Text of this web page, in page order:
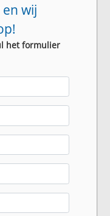
wij
het formulier